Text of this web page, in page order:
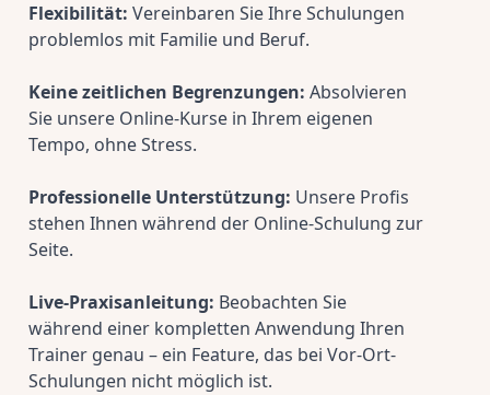
Flexibilität: Vereinbaren Sie Ihre Schulungen
problemlos mit Familie und Beruf.
Keine zeitlichen Begrenzungen: Absolvieren
Sie unsere Online-Kurse in Ihrem eigenen
Tempo, ohne Stress.
Professionelle Unterstützung: Unsere Profis
stehen Ihnen während der Online-Schulung zur
Seite.
Live-Praxisanleitung: Beobachten Sie
während einer kompletten Anwendung Ihren
Trainer genau – ein Feature, das bei Vor-Ort-
Schulungen nicht möglich ist.